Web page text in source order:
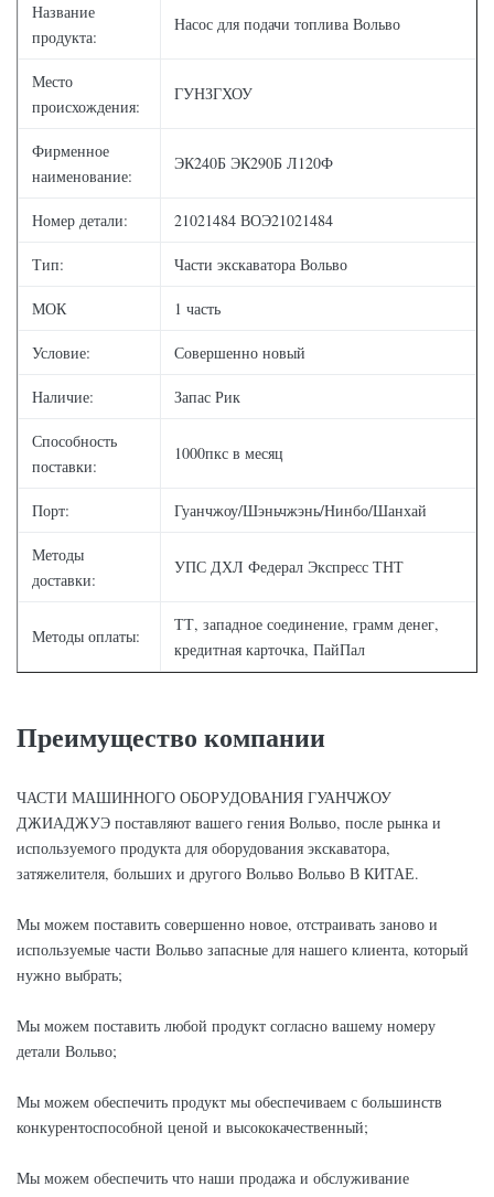
Название
продукта:
Насос для подачи топлива Вольво
Место
происхождения:
ГУНЗГХОУ
Фирменное
наименование:
ЭК240Б ЭК290Б Л120Ф
Номер детали: 21021484 ВОЭ21021484
Тип: Части экскаватора Вольво
МОК 1 часть
Условие: Совершенно новый
Наличие: Запас Рик
Способность
поставки:
1000пкс в месяц
Порт: Гуанчжоу/Шэньчжэнь/Нинбо/Шанхай
Методы
доставки:
УПС ДХЛ Федерал Экспресс ТНТ
Методы оплаты:
ТТ, западное соединение, грамм денег,
кредитная карточка, ПайПал
Преимущество компании
ЧАСТИ МАШИННОГО ОБОРУДОВАНИЯ ГУАНЧЖОУ
ДЖИАДЖУЭ поставляют вашего гения Вольво, после рынка и
используемого продукта для оборудования экскаватора,
затяжелителя, больших и другого Вольво Вольво В КИТАЕ.
Мы можем поставить совершенно новое, отстраивать заново и
используемые части Вольво запасные для нашего клиента, который
нужно выбрать;
Мы можем поставить любой продукт согласно вашему номеру
детали Вольво;
Мы можем обеспечить продукт мы обеспечиваем с большинств
конкурентоспособной ценой и высококачественный;
Мы можем обеспечить что наши продажа и обслуживание